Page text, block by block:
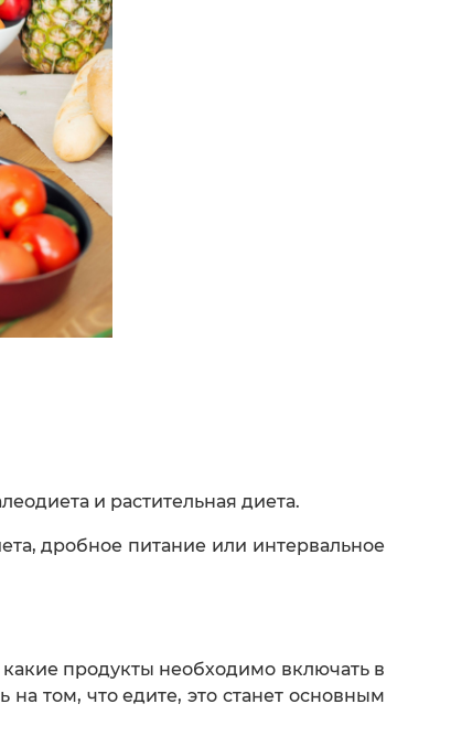
и растительная диета.
дробное питание или интервальное
продукты необходимо включать в
на том, что едите, это станет основным